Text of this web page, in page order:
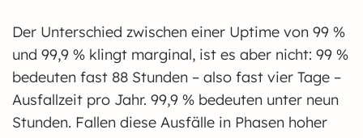
Der Unterschied zwischen einer Uptime von 99 %
und 99,9 % klingt marginal, ist es aber nicht: 99 %
bedeuten fast 88 Stunden – also fast vier Tage –
Ausfallzeit pro Jahr. 99,9 % bedeuten unter neun
Stunden. Fallen diese Ausfälle in Phasen hoher